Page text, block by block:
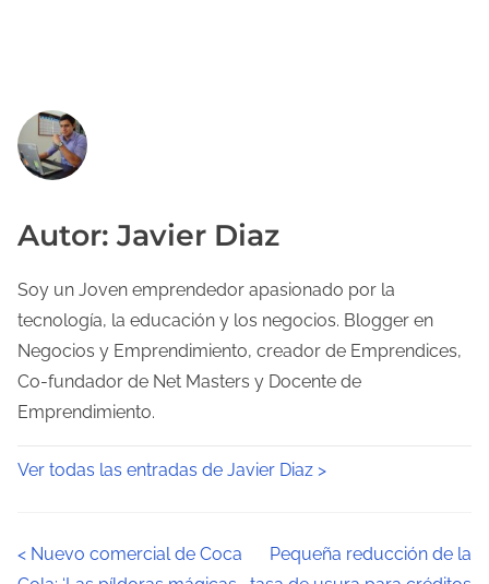
Autor: Javier Diaz
Soy un Joven emprendedor apasionado por la
tecnología, la educación y los negocios. Blogger en
Negocios y Emprendimiento, creador de Emprendices,
Co-fundador de Net Masters y Docente de
Emprendimiento.
Ver todas las entradas de Javier Diaz >
N
< Nuevo comercial de Coca
Pequeña reducción de la